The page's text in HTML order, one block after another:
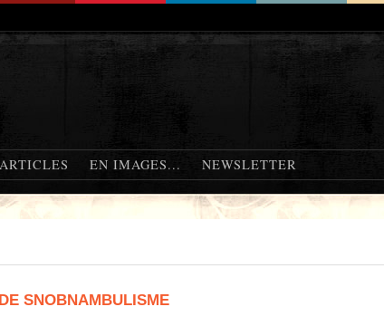
EN IMAGES... NEWSLETTER
SNOBNAMBULISME